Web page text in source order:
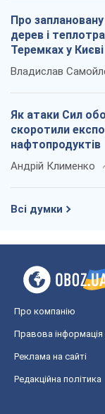
Про
дерев і
Теремках у Києві
Владислав
Як атаки Сил
скоротили
нафтопродуктів
Андрій Клименко
Всі думки
Про компанію
Правова інформація
Реклама на сайті
Редакційна політика